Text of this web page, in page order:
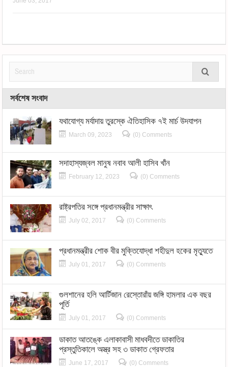
সর্বশেষ সংবাদ
যথাযোগ্য মর্যাদায় তুরস্কে ঐতিহাসিক ৭ই মার্চ উদযাপন
March 09, 2023 (0) Comments
সদাহাস্যজ্বল মানুষ নবাব আলী হাসিব খাঁন
February 12, 2023 (0) Comments
রাষ্ট্রপতির সঙ্গে প্রধানমন্ত্রীর সাক্ষাৎ
July 02, 2017 (0) Comments
প্রধানমন্ত্রীর শোক বীর মুক্তিযোদ্ধা শহীদুল হকের মৃত্যুতে
July 01, 2017 (0) Comments
গুলশানের হলি আর্টিজান রেস্তোরাঁয় জঙ্গি হামলার এক বছর
পূর্তি
July 01, 2017 (0) Comments
ডাকাত আতঙ্কে এলাকাবাসী মাধবদীতে ডাকাতির
প্রস্তুতিকালে অস্ত্র সহ ৩ ডাকাত গ্রেফতার
June 17, 2017 (0) Comments